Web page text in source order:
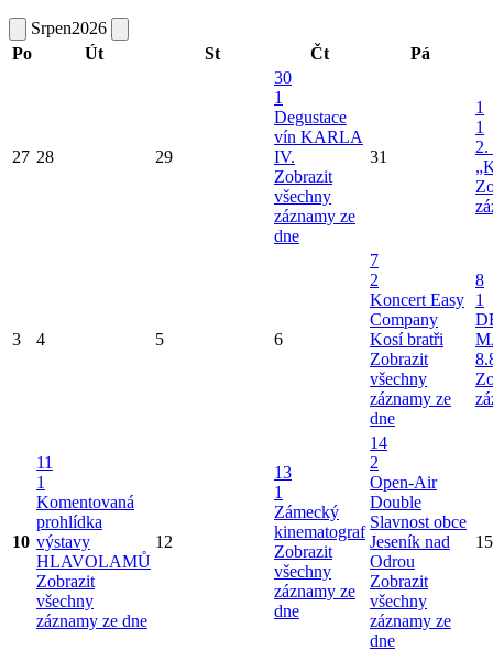
Srpen2026
Po
Út St Čt Pá
27 28 29
30
1
Degustace
vín KARLA
IV.
Zobrazit
všechny
záznamy ze
dne
31
1
1
2.
3 4 5 6
7
2
Koncert Easy
Company
Kosí bratři
Zobrazit
všechny
záznamy ze
dne
8
1
10
11
1
Komentovaná
prohlídka
výstavy
HLAVOLAMŮ
Zobrazit
všechny
záznamy ze dne
12
13
1
Zámecký
kinematograf
Zobrazit
všechny
záznamy ze
dne
14
2
Open-Air
Double
Slavnost obce
Jeseník nad
Odrou
Zobrazit
všechny
záznamy ze
dne
15